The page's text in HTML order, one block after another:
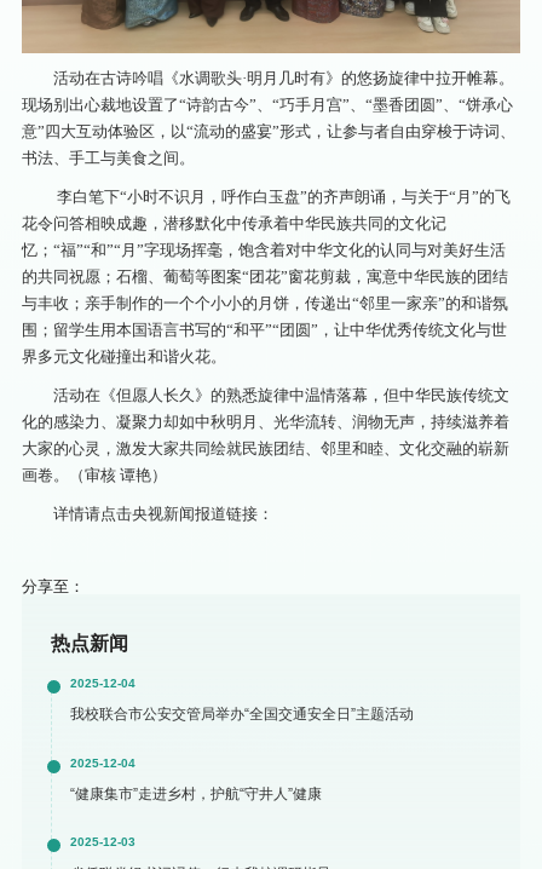
活动在古诗吟唱《水调歌头·明月几时有》的悠扬旋律中拉开帷幕。
现场别出心裁地设置了“诗韵古今”、“巧手月宫”、“墨香团圆”、“饼承心
意”四大互动体验区，以“流动的盛宴”形式，让参与者自由穿梭于诗词、
书法、手工与美食之间。
李白笔下“小时不识月，呼作白玉盘”的齐声朗诵，与关于“月”的飞
花令问答相映成趣，潜移默化中传承着中华民族共同的文化记
忆；“福”“和”“月”字现场挥毫，饱含着对中华文化的认同与对美好生活
的共同祝愿；石榴、葡萄等图案“团花”窗花剪裁，寓意中华民族的团结
与丰收；亲手制作的一个个小小的月饼，传递出“邻里一家亲”的和谐氛
围；留学生用本国语言书写的“和平”“团圆”，让中华优秀传统文化与世
界多元文化碰撞出和谐火花。
活动在《但愿人长久》的熟悉旋律中温情落幕，但中华民族传统文
化的感染力、凝聚力却如中秋明月、光华流转、润物无声，持续滋养着
大家的心灵，激发大家共同绘就民族团结、邻里和睦、文化交融的崭新
画卷。（审核 谭艳）
详情请点击央视新闻报道链接：
分享至：
热点新闻
2025-12-04
我校联合市公安交管局举办“全国交通安全日”主题活动
2025-12-04
“健康集市”走进乡村，护航“守井人”健康
2025-12-03